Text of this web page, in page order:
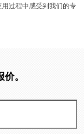
过程中感受到我们的专
。